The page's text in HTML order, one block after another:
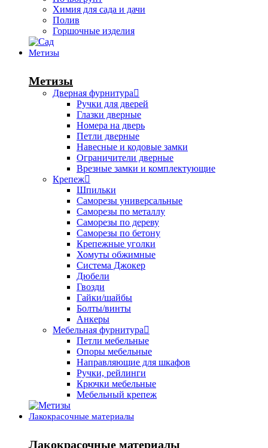
Химия для сада и дачи
Полив
Горшочные изделия
Метизы
Метизы
Дверная фурнитура
Ручки для дверей
Глазки дверные
Номера на дверь
Петли дверные
Навесные и кодовые замки
Ограничители дверные
Врезные замки и комплектующие
Крепеж
Шпильки
Саморезы универсальные
Саморезы по металлу
Саморезы по дереву
Саморезы по бетону
Крепежные уголки
Хомуты обжимные
Система Джокер
Дюбели
Гвозди
Гайки/шайбы
Болты/винты
Анкеры
Мебельная фурнитура
Петли мебельные
Опоры мебельные
Направляющие для шкафов
Ручки, рейлинги
Крючки мебельные
Мебельный крепеж
Лакокрасочные материалы
Лакокрасочные материалы